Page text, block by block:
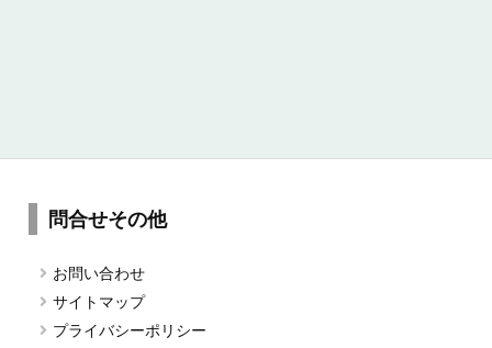
問合せその他
お問い合わせ
サイトマップ
プライバシーポリシー